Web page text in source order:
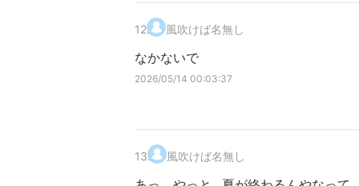
12. 風吹けば名無し
なかないで
2026/05/14 00:03:37
13. 風吹けば名無し